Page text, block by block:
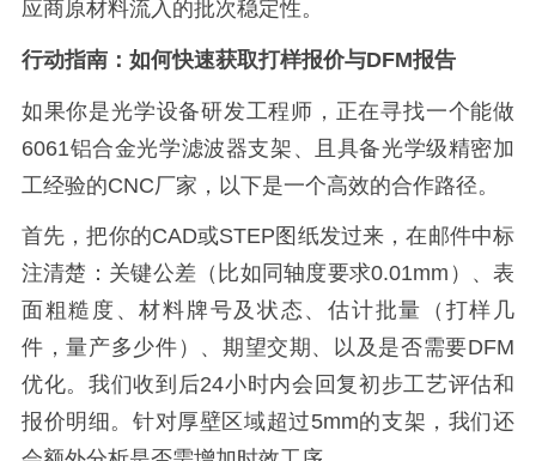
应商原材料流入的批次稳定性。
行动指南：如何快速获取打样报价与DFM报告
如果你是光学设备研发工程师，正在寻找一个能做
6061铝合金光学滤波器支架、且具备光学级精密加
工经验的CNC厂家，以下是一个高效的合作路径。
首先，把你的CAD或STEP图纸发过来，在邮件中标
注清楚：关键公差（比如同轴度要求0.01mm）、表
面粗糙度、材料牌号及状态、估计批量（打样几
件，量产多少件）、期望交期、以及是否需要DFM
优化。我们收到后24小时内会回复初步工艺评估和
报价明细。针对厚壁区域超过5mm的支架，我们还